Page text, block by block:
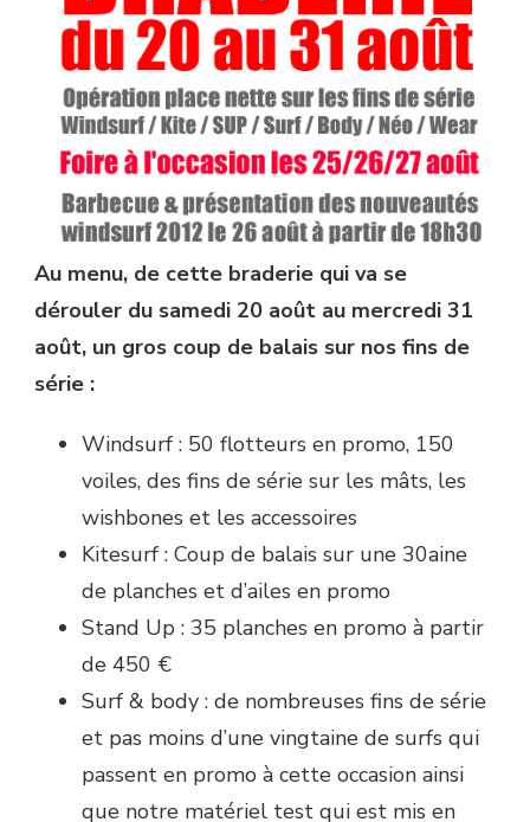
Au menu, de cette braderie qui va se
dérouler du samedi 20 août au mercredi 31
août, un gros coup de balais sur nos fins de
série :
Windsurf : 50 flotteurs en promo, 150
voiles, des fins de série sur les mâts, les
wishbones et les accessoires
Kitesurf : Coup de balais sur une 30aine
de planches et d’ailes en promo
Stand Up : 35 planches en promo à partir
de 450 €
Surf & body : de nombreuses fins de série
et pas moins d’une vingtaine de surfs qui
passent en promo à cette occasion ainsi
que notre matériel test qui est mis en